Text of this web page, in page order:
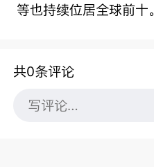
等也持续位居全球前十。
共0条评论